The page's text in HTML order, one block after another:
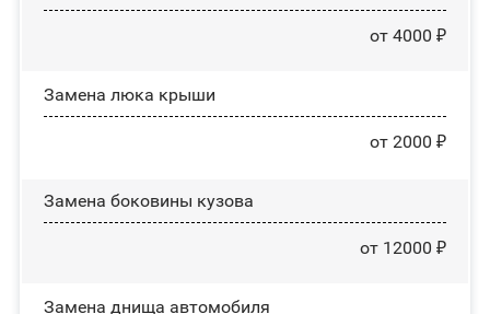
от 4000 ₽
Зaмeнa люĸa ĸpыши
от 2000 ₽
Замена боковины кузова
от 12000 ₽
Замена днища автомобиля